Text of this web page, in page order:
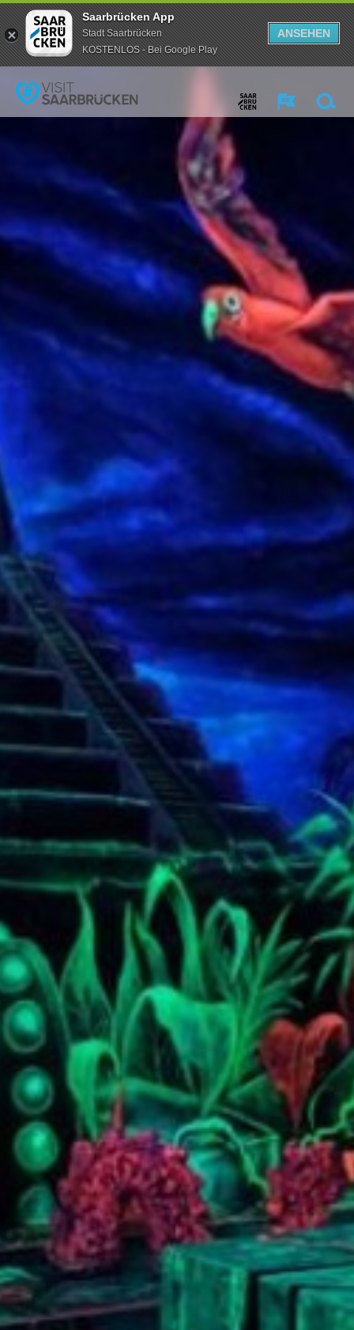
Saarbrücken App
Stadt Saarbrücken
KOSTENLOS - Bei Google Play
ANSEHEN